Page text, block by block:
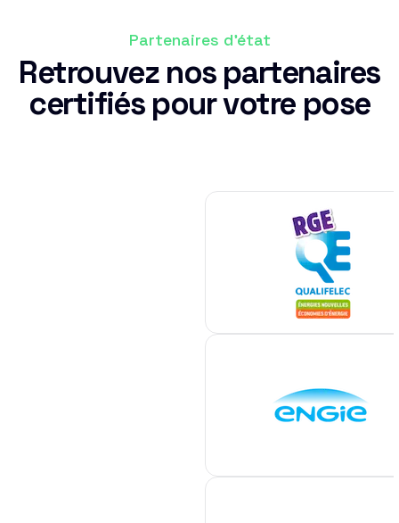
Partenaires d'état
Retrouvez nos partenaires
certifiés pour votre pose